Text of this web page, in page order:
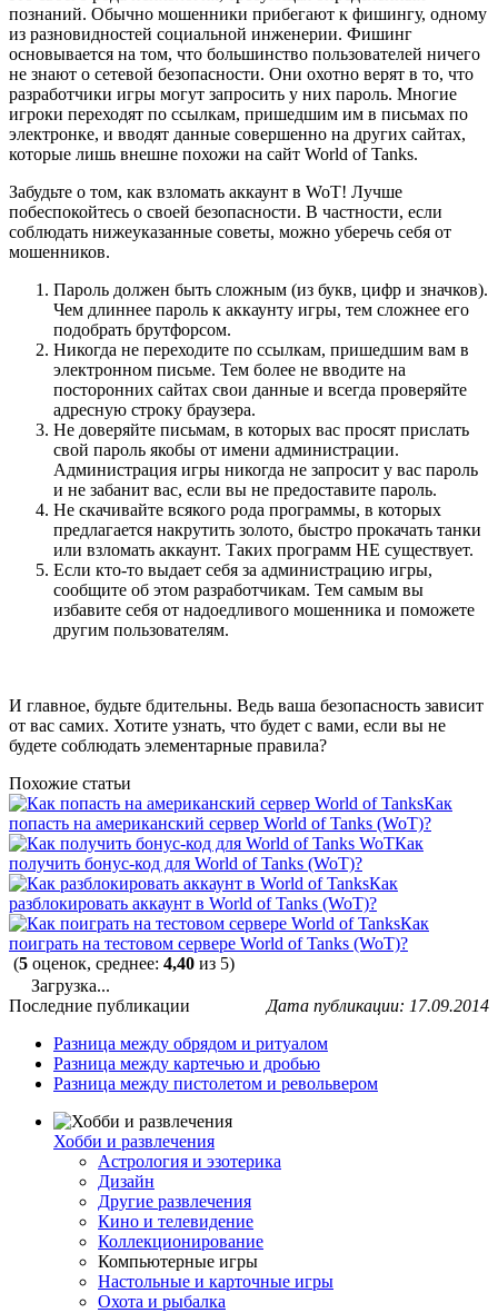
познаний. Обычно мошенники прибегают к фишингу, одному
из разновидностей социальной инженерии. Фишинг
основывается на том, что большинство пользователей ничего
не знают о сетевой безопасности. Они охотно верят в то, что
разработчики игры могут запросить у них пароль. Многие
игроки переходят по ссылкам, пришедшим им в письмах по
электронке, и вводят данные совершенно на других сайтах,
которые лишь внешне похожи на сайт World of Tanks.
Забудьте о том, как взломать аккаунт в WoT! Лучше
побеспокойтесь о своей безопасности. В частности, если
соблюдать нижеуказанные советы, можно уберечь себя от
мошенников.
Пароль должен быть сложным (из букв, цифр и значков).
Чем длиннее пароль к аккаунту игры, тем сложнее его
подобрать брутфорсом.
Никогда не переходите по ссылкам, пришедшим вам в
электронном письме. Тем более не вводите на
посторонних сайтах свои данные и всегда проверяйте
адресную строку браузера.
Не доверяйте письмам, в которых вас просят прислать
свой пароль якобы от имени администрации.
Администрация игры никогда не запросит у вас пароль
и не забанит вас, если вы не предоставите пароль.
Не скачивайте всякого рода программы, в которых
предлагается накрутить золото, быстро прокачать танки
или взломать аккаунт. Таких программ НЕ существует.
Если кто-то выдает себя за администрацию игры,
сообщите об этом разработчикам. Тем самым вы
избавите себя от надоедливого мошенника и поможете
другим пользователям.
И главное, будьте бдительны. Ведь ваша безопасность зависит
от вас самих. Хотите узнать, что будет с вами, если вы не
будете соблюдать элементарные правила?
Похожие статьи
Как
попасть на американский сервер World of Tanks (WoT)?
Как
получить бонус-код для World of Tanks (WoT)?
Как
разблокировать аккаунт в World of Tanks (WoT)?
Как
поиграть на тестовом сервере World of Tanks (WoT)?
(5 оценок, среднее: 4,40 из 5)
Загрузка...
Дата публикации: 17.09.2014
Последние публикации
Разница между обрядом и ритуалом
Разница между картечью и дробью
Разница между пистолетом и револьвером
Хобби и развлечения
Астрология и эзотерика
Дизайн
Другие развлечения
Кино и телевидение
Коллекционирование
Компьютерные игры
Настольные и карточные игры
Охота и рыбалка